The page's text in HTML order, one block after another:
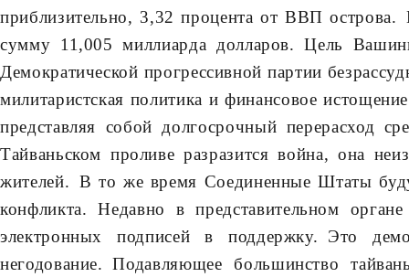
приблизительно, 3,32 процента от ВВП
сумму 11,005 миллиарда долларов. Цель
Демократической прогрессивной партии
милитаристская политика и финансовое
представляя собой долгосрочный перерасход
Тайваньском проливе разразится война, она
жителей. В то же время Соединенные Штаты
конфликта. Недавно в представительном
электронных подписей в поддержку. Это
негодование. Подавляющее большинство